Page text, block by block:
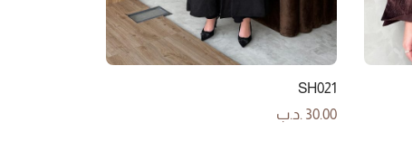
SH021
30.00 .د.ب